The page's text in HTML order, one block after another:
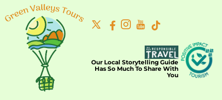
Our Local Storytelling Guide
Has So Much To Share With
You